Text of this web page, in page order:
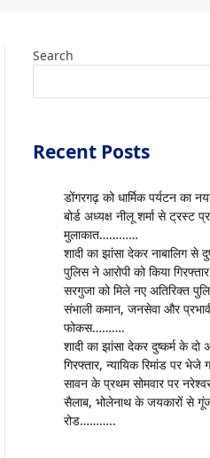
Search
Recent Posts
डोंगरगढ़ को धार्मिक पर्यटन का
बोर्ड अध्यक्ष नीलू शर्मा से ट्रस्ट
मुलाकात…………
शादी का झांसा देकर नाबालिग से
पुलिस ने आरोपी को किया
सरगुजा को मिले नए अतिरिक्त
संभाली कमान, जनसेवा और
फोकस……….
शादी का झांसा देकर दुष्कर्म के
गिरफ्तार, न्यायिक रिमांड पर
सावन के प्रथम सोमवार पर
सैलाब, भोलेनाथ के जयकारों से
रोड………..